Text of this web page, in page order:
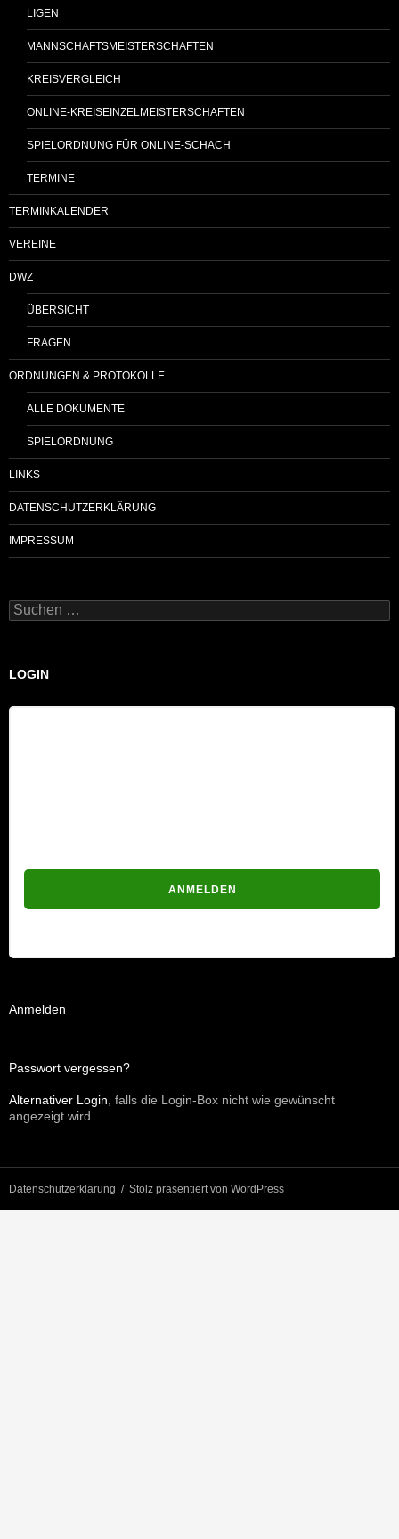
LIGEN
MANNSCHAFTSMEISTERSCHAFTEN
KREISVERGLEICH
ONLINE-KREISEINZELMEISTERSCHAFTEN
SPIELORDNUNG FÜR ONLINE-SCHACH
TERMINE
TERMINKALENDER
VEREINE
DWZ
ÜBERSICHT
FRAGEN
ORDNUNGEN & PROTOKOLLE
ALLE DOKUMENTE
SPIELORDNUNG
LINKS
DATENSCHUTZERKLÄRUNG
IMPRESSUM
Suchen
nach:
LOGIN
Anmelden
Passwort vergessen?
Alternativer Login , falls die Login-Box nicht wie gewünscht
angezeigt wird
Datenschutzerklärung Stolz präsentiert von WordPress